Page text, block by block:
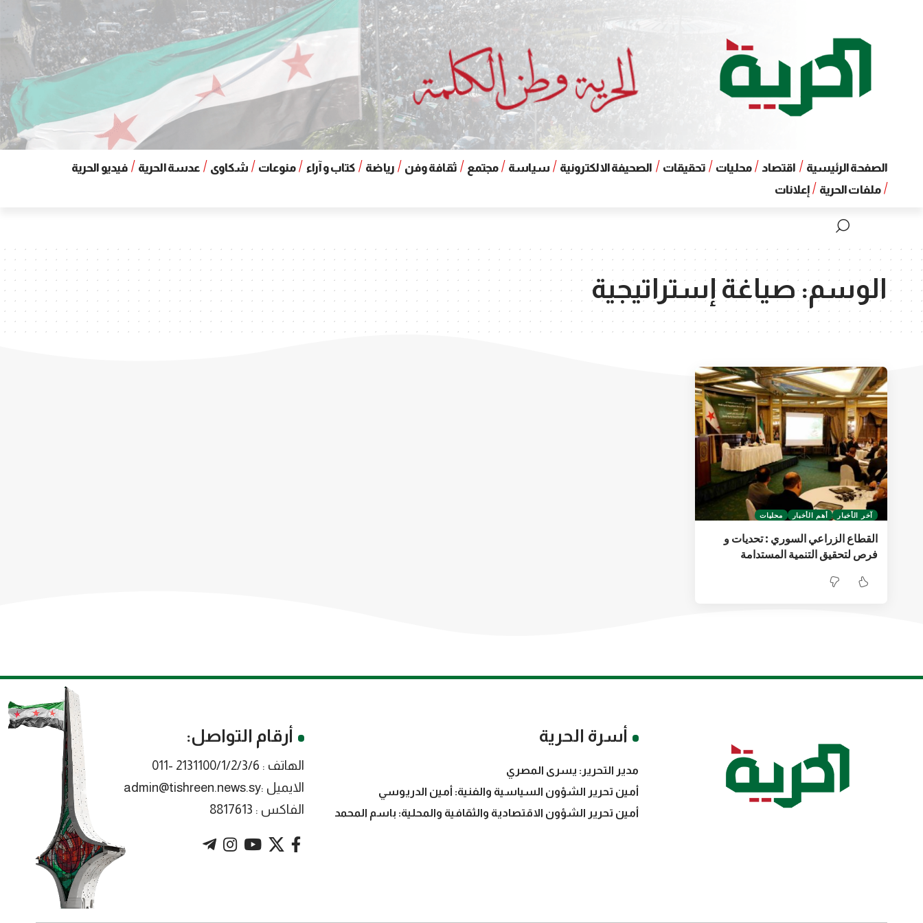
الصفحة الرئيسية اقتصاد محليات تحقيقات الصحيفة الالكترونية سياسة مجتمع ثقافة وفن رياضة كتاب و آراء منوعات شكاوى عدسة الحرية
فيديو الحرية
ملفات الحرية
إعلانات
الوسم:صياغة إستراتيجية
آخر الأخبار أهم الأخبار محليات
القطاع الزراعي السوري : تحديات و
فرص لتحقيق التنمية المستدامة
أسرة الحرية
مدير التحرير: يسرى المصري
أمين تحرير الشؤون السياسية والفنية: أمين الدريوسي
أمين تحرير الشؤون الاقتصادية والثقافية والمحلية: باسم المحمد
أرقام التواصل:
الهاتف : 2131100/1/2/3/6 -011
الايميل :admin@tishreen.news.sy
الفاكس : 8817613